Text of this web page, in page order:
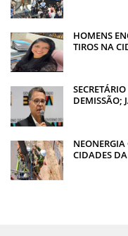
HOMENS
TIROS NA
DEMISSÃO;
CIDADES